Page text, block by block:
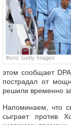
Фото: Getty Images
этом сообщает
пострадал от
решили временно
Напоминаем, что
сыграет против